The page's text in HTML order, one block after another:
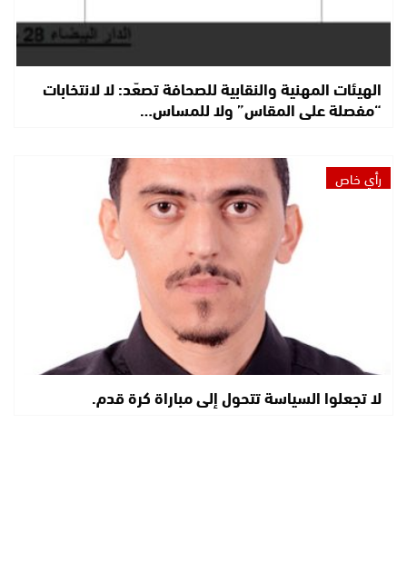
الهيئات المهنية والنقابية للصحافة تصعّد: لا لانتخابات
“مفصلة على المقاس” ولا للمساس…
رأي خاص
لا تجعلوا السياسة تتحول إلى مباراة كرة قدم.